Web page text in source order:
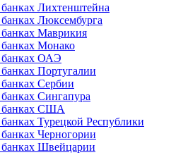
Лихтенштейна
Люксембурга
Маврикия
Монако
банках ОАЭ
Португалии
Сербии
Сингапура
банках США
Турецкой Республики
Черногории
банках Швейцарии